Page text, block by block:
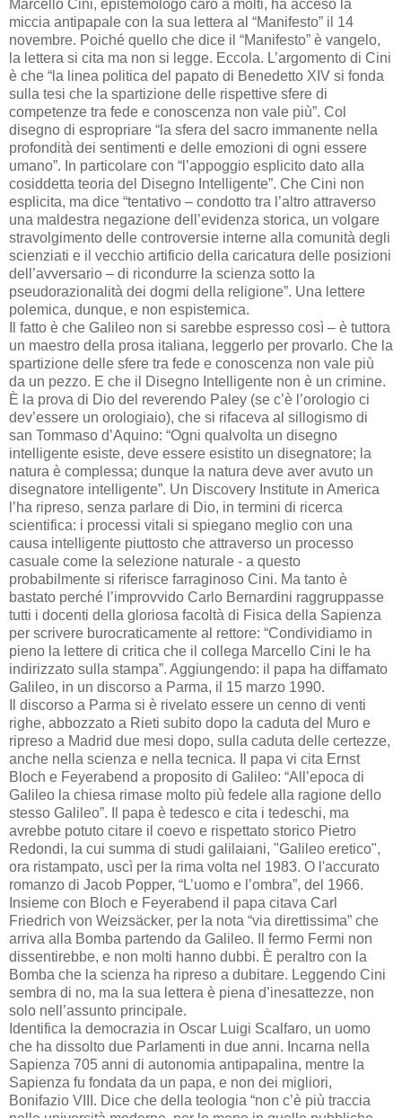
Marcello Cini, epistemologo caro a molti, ha acceso la
miccia antipapale con la sua lettera al “Manifesto” il 14
novembre. Poiché quello che dice il “Manifesto” è vangelo,
la lettera si cita ma non si legge. Eccola. L’argomento di Cini
è che “la linea politica del papato di Benedetto XIV si fonda
sulla tesi che la spartizione delle rispettive sfere di
competenze tra fede e conoscenza non vale più”. Col
disegno di espropriare “la sfera del sacro immanente nella
profondità dei sentimenti e delle emozioni di ogni essere
umano”. In particolare con “l’appoggio esplicito dato alla
cosiddetta teoria del Disegno Intelligente”. Che Cini non
esplicita, ma dice “tentativo – condotto tra l’altro attraverso
una maldestra negazione dell’evidenza storica, un volgare
stravolgimento delle controversie interne alla comunità degli
scienziati e il vecchio artificio della caricatura delle posizioni
dell’avversario – di ricondurre la scienza sotto la
pseudorazionalità dei dogmi della religione”. Una lettere
polemica, dunque, e non espistemica.
Il fatto è che Galileo non si sarebbe espresso così – è tuttora
un maestro della prosa italiana, leggerlo per provarlo. Che la
spartizione delle sfere tra fede e conoscenza non vale più
da un pezzo. E che il Disegno Intelligente non è un crimine.
È la prova di Dio del reverendo Paley (se c’è l’orologio ci
dev’essere un orologiaio), che si rifaceva al sillogismo di
san Tommaso d’Aquino: “Ogni qualvolta un disegno
intelligente esiste, deve essere esistito un disegnatore; la
natura è complessa; dunque la natura deve aver avuto un
disegnatore intelligente”. Un Discovery Institute in America
l’ha ripreso, senza parlare di Dio, in termini di ricerca
scientifica: i processi vitali si spiegano meglio con una
causa intelligente piuttosto che attraverso un processo
casuale come la selezione naturale - a questo
probabilmente si riferisce farraginoso Cini. Ma tanto è
bastato perché l’improvvido Carlo Bernardini raggruppasse
tutti i docenti della gloriosa facoltà di Fisica della Sapienza
per scrivere burocraticamente al rettore: “Condividiamo in
pieno la lettere di critica che il collega Marcello Cini le ha
indirizzato sulla stampa”. Aggiungendo: il papa ha diffamato
Galileo, in un discorso a Parma, il 15 marzo 1990.
Il discorso a Parma si è rivelato essere un cenno di venti
righe, abbozzato a Rieti subito dopo la caduta del Muro e
ripreso a Madrid due mesi dopo, sulla caduta delle certezze,
anche nella scienza e nella tecnica. Il papa vi cita Ernst
Bloch e Feyerabend a proposito di Galileo: “All’epoca di
Galileo la chiesa rimase molto più fedele alla ragione dello
stesso Galileo”. Il papa è tedesco e cita i tedeschi, ma
avrebbe potuto citare il coevo e rispettato storico Pietro
Redondi, la cui summa di studi galilaiani, "Galileo eretico",
ora ristampato, uscì per la rima volta nel 1983. O l'accurato
romanzo di Jacob Popper, “L’uomo e l’ombra”, del 1966.
Insieme con Bloch e Feyerabend il papa citava Carl
Friedrich von Weizsäcker, per la nota “via direttissima” che
arriva alla Bomba partendo da Galileo. Il fermo Fermi non
dissentirebbe, e non molti hanno dubbi. È peraltro con la
Bomba che la scienza ha ripreso a dubitare. Leggendo Cini
sembra di no, ma la sua lettera è piena d’inesattezze, non
solo nell’assunto principale.
Identifica la democrazia in Oscar Luigi Scalfaro, un uomo
che ha dissolto due Parlamenti in due anni. Incarna nella
Sapienza 705 anni di autonomia antipapalina, mentre la
Sapienza fu fondata da un papa, e non dei migliori,
Bonifazio VIII. Dice che della teologia “non c’è più traccia